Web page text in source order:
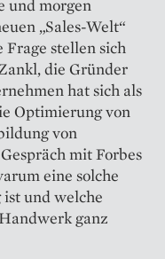
und morgen
„Sales-Welt“
Frage stellen sich
die Gründer
hat sich als
Optimierung von
von
mit Forbes
eine solche
und welche
ganz